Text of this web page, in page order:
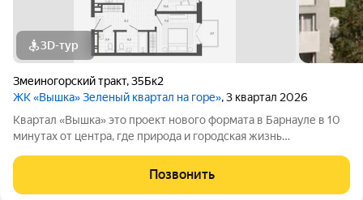
3D-тур
Змеиногорский тракт,35Бк2
ЖК «Вышка» Зеленый квартал на горе», 3 квартал 2026
Квартал «Вышка» это проект нового формата в Барнауле в 10
минутах от центра, где природа и городская жизнь
интеграция в существующий природный ландшафт с
максимальным сохранением зелени и пешеходных
Позвонить